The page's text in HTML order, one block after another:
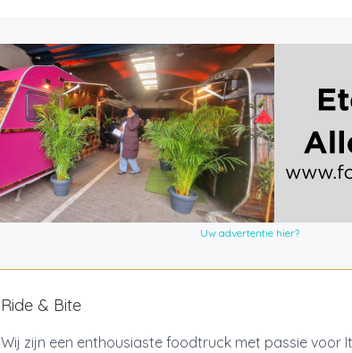
Uw advertentie hier?
Ride & Bite
Wij zijn een enthousiaste foodtruck met passie voor